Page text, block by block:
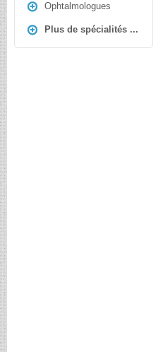
Ophtalmologues
Plus de spécialités ...